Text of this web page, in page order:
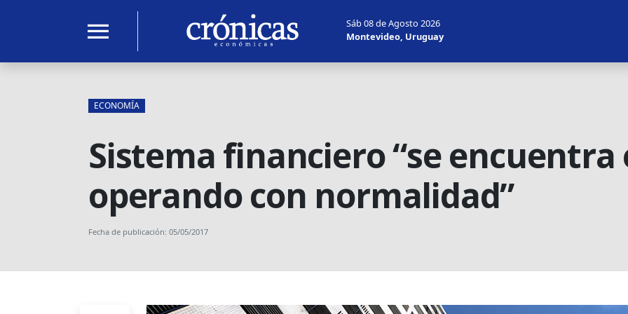
menu
Sáb 08 de Agosto 2026
Montevideo, Uruguay
ECONOMÍA
Sistema financiero “se encuentra
operando con normalidad”
Fecha de publicación: 05/05/2017